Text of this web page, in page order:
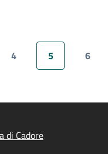
Pagina
4
Pagina attuale
5
Pagina
6
di Cadore